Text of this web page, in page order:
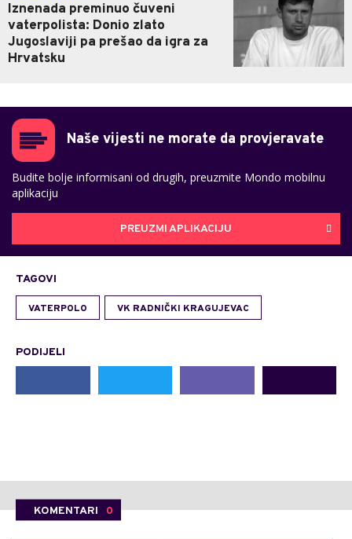
Iznenada preminuo čuveni
vaterpolista: Donio zlato
Jugoslaviji pa prešao da igra za
Hrvatsku
Naše vijesti ne morate da provjeravate
Budite bolje informisani od drugih, preuzmite Mondo mobilnu
aplikaciju
PREUZMI APLIKACIJU
TAGOVI
VATERPOLO VK RADNIČKI KRAGUJEVAC
PODIJELI
KOMENTARI 0